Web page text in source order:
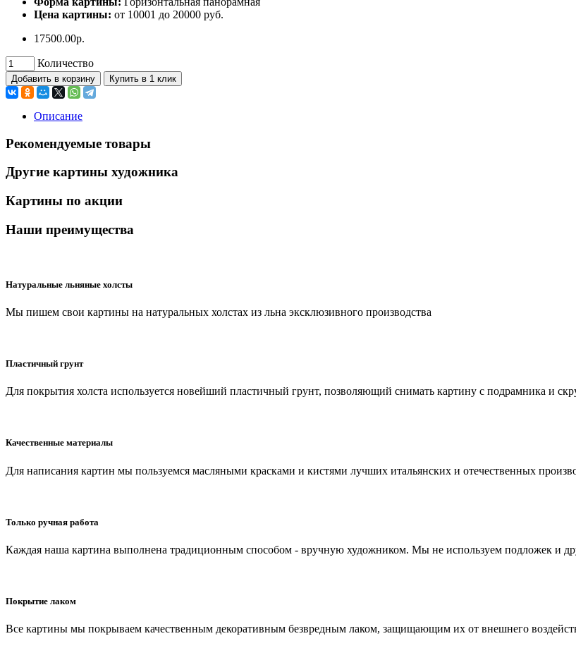
Цена картины: от 10001 до 20000 руб.
17500.00р.
Количество
Добавить в корзину Купить в 1 клик
Описание
Рекомендуемые товары
Другие картины художника
Картины по акции
Наши преимущества
Натуральные льняные холсты
Мы пишем свои картины на натуральных холстах из льна эксклюзивного производства
Пластичный грунт
Для покрытия холста используется новейший пластичный грунт, позволяющий снимать картину с подрамника и
Качественные материалы
Для написания картин мы пользуемся масляными красками и кистями лучших итальянских и отечественных
Только ручная работа
Каждая наша картина выполнена традиционным способом - вручную художником. Мы не используем подложек и
Покрытие лаком
Все картины мы покрываем качественным декоративным безвредным лаком, защищающим их от внешнего